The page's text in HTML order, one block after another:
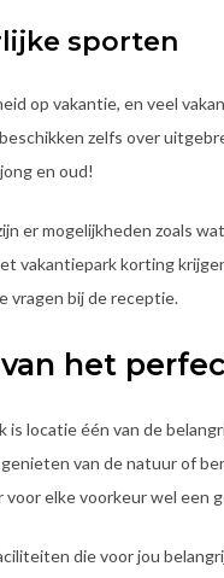
sporten
op vakantie, en veel
zelfs over
en oud!
er mogelijkheden zoals
vakantiepark korting
vragen bij de receptie.
het
locatie één van de
van de natuur of
elke voorkeur wel een
die voor jou